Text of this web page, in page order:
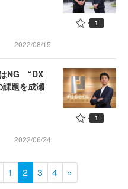
2022/08/15
1
はNG “DX
課題を成瀬
2022/06/24
1
1 2 3 4 »